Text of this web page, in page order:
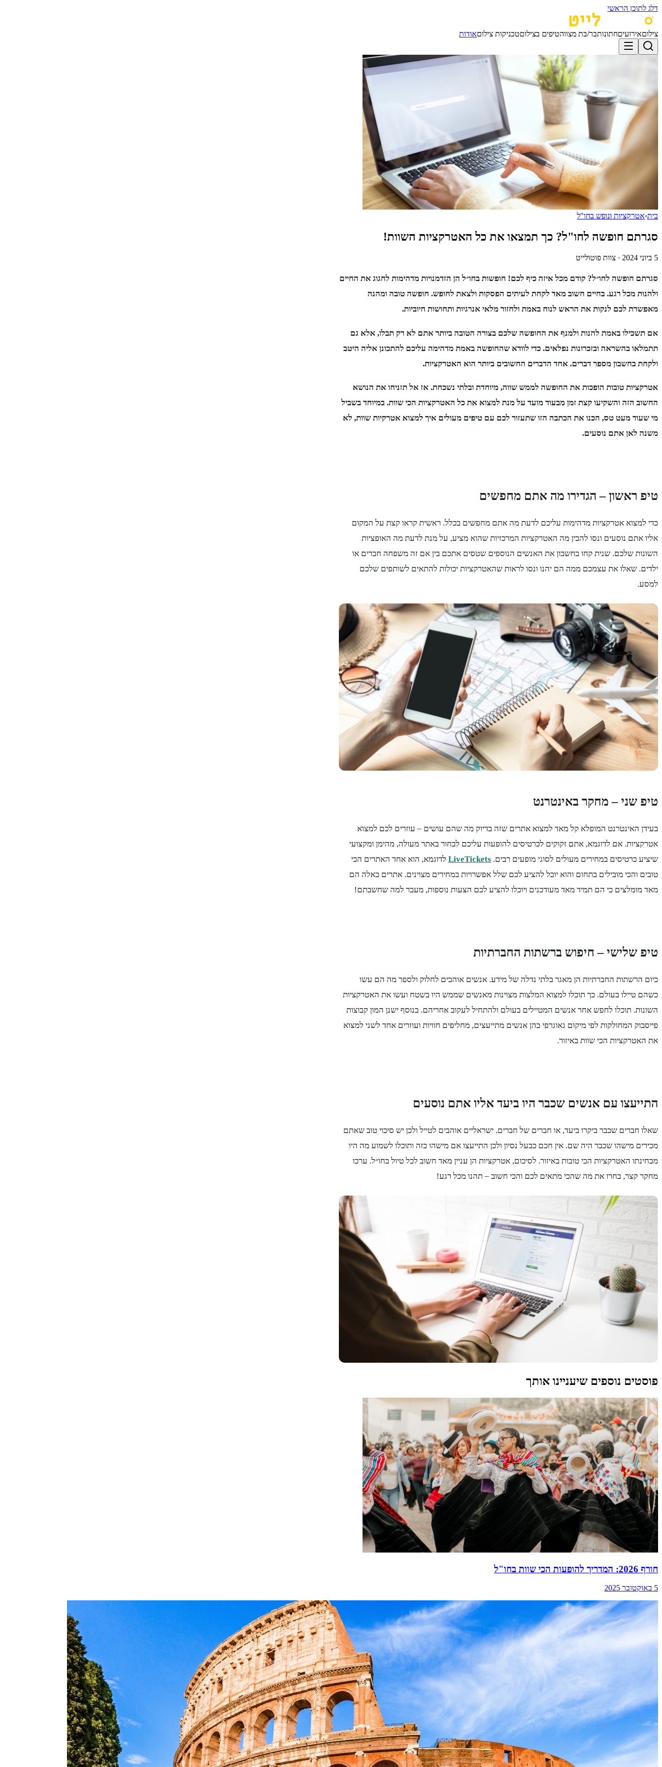
דלג לתוכן הראשי
צילוםאירועיםחתונותבר/בת מצווהטיפים בצילוםטכניקות צילוםאודות
בית›אטרקציות ונופש בחו"ל
סגרתם חופשה לחו"ל? כך תמצאו את כל האטרקציות השוות!
5 ביוני 2024 · צוות פוטולייט
סגרתם חופשה לחו״ל? קודם מכל איזה כיף לכם! חופשות בחו״ל הן הזדמנויות מדהימות לחגוג את החיים
ולהנות מכל רגע. בחיים חשוב מאד לקחת לעיתים הפסקות ולצאת לחופש. חופשה טובה ומהנה
מאפשרת לכם לנקות את הראש לנוח באמת ולחזור מלאי אנרגיות ותחושות חיוביות.
אם תשכילו באמת להנות ולמנף את החופשה שלכם בצורה הטובה ביותר אתם לא רק תבלו, אלא גם
תתמלאו בהשראה ובזכרונות נפלאים. כדי לוודא שהחופשה באמת מדהימה עליכם להתכונן אליה היטב
ולקחת בחשבון מספר דברים. אחד הדברים החשובים ביותר הוא האטרקציות.
אטרקציות טובות הופכות את החופשה לממש שווה, מיוחדת ובלתי נשכחת. אז אל תזניחו את הנושא
החשוב הזה והשקיעו קצת זמן מבעוד מועד על מנת למצוא את כל האטרקציות הכי שוות. במיוחד בשביל
מי שעוד מעט טס, הכנו את הכתבה הזו שתעזור לכם עם טיפים מעולים איך למצוא אטרקיות שוות, לא
משנה לאן אתם נוסעים.
טיפ ראשון – הגדירו מה אתם מחפשים
כדי למצוא אטרקציות מדהימות עליכם לדעת מה אתם מחפשים בכלל. ראשית קראו קצת על המקום
אליו אתם נוסעים ונסו להבין מה האטרקציות המרכזיות שהוא מציע, על מנת לדעת מה האופציות
השונות שלכם. שנית קחו בחשבון את האנשים הנוספים שטסים אתכם בין אם זה משפחה חברים או
ילדים. שאלו את עצמכם ממה הם יהנו ונסו לראות שהאטרקציות יכולות להתאים לשותפים שלכם
למסע.
טיפ שני – מחקר באינטרנט
בעידן האינטרנט המופלא קל מאד למצוא אתרים שזה בדיוק מה שהם עושים – עוזרים לכם למצוא
אטרקציות. אם לדוגמא, אתם זקוקים לכרטיסים להופעות עליכם לבחור באתר מעולה, מהימן ומקצועי
שיציע כרטיסים במחירים מעולים לסוגי מופעים רבים. LiveTickets לדוגמא, הוא אחד האתרים הכי
טובים והכי מובילים בתחום והוא יוכל להציע לכם שלל אפשרויות במחירים מצוינים. אתרים כאלה הם
מאד מומלצים כי הם תמיד מאד מעודכנים ויוכלו להציע לכם הצעות נוספות, מעבר למה שחשבתם!
טיפ שלישי – חיפוש ברשתות החברתיות
כיום הרשתות החברתיות הן מאגר בלתי נדלה של מידע. אנשים אוהבים לחלוק ולספר מה הם עשו
כשהם טיילו בעולם. כך תוכלו למצוא המלצות מצוינות מאנשים שממש היו בשטח ועשו את האטרקציות
השונות. תוכלו לחפש אחר אנשים המטיילים בעולם ולהתחיל לעקוב אחריהם. בנוסף ישנן המון קבוצות
פייסבוק המחולקות לפי מיקום גאוגרפי בהן אנשים מתייעצים, מחליפים חוויות ועוזרים אחד לשני למצוא
את האטרקציות הכי שוות באיזור.
התייעצו עם אנשים שכבר היו ביעד אליו אתם נוסעים
שאלו חברים שכבר ביקרו ביעד, או חברים של חברים. ישראליים אוהבים לטייל ולכן יש סיכוי טוב שאתם
מכירים מישהו שכבר היה שם. אין חכם כבעל נסיון ולכן התייעצו אם מישהו כזה ותוכלו לשמוע מה היו
מבחינתו האטרקציות הכי טובות באיזור. לסיכום, אטרקציות הן עניין מאד חשוב לכל טיול בחו״ל. ערכו
מחקר קצר, בחרו את מה שהכי מתאים לכם והכי חשוב – תהנו מכל רגע!
פוסטים נוספים שיעניינו אותך
חורף 2026: המדריך להופעות הכי שוות בחו"ל
5 באוקטובר 2025